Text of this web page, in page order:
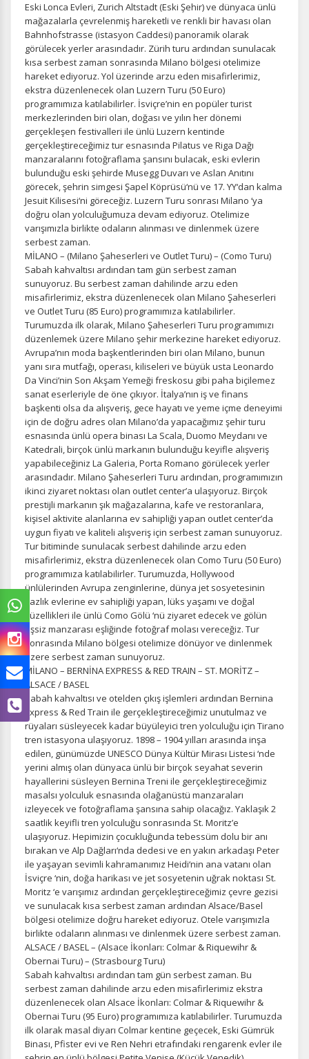
ÇEREZ KULLANIM AYARLARINIZ
Çerez tercihlerinizibelirleyin .
Daha fazla bilgi içinKVKK bilgilendirmemizi,çerez kullanım
gizlilik koşullarınıinceleyebilirsiniz.
Zorunlu Çerezler HER ZAMAN AKTIF
Eski Lonca Evleri, Zurich Altstadt (Eski Şehir) ve dünyaca ünlü
mağazalarla çevrelenmiş hareketli ve renkli bir havası olan
Bahnhofstrasse (istasyon Caddesi) panoramik olarak
görülecek yerler arasındadır. Zürih turu ardından sunulacak
kısa serbest zaman sonrasında Milano bölgesi otelimize
hareket ediyoruz. Yol üzerinde arzu eden misafirlerimiz,
ekstra düzenlenecek olan Luzern Turu (50 Euro)
programımıza katılabilirler. İsviçre’nin en popüler turist
merkezlerinden biri olan, doğası ve yılın her dönemi
gerçekleşen festivalleri ile ünlü Luzern kentinde
gerçekleştireceğimiz tur esnasında Pilatus ve Riga Dağı
manzaralarını fotoğraflama şansını bulacak, eski evlerin
bulunduğu eski şehirde Musegg Duvarı ve Aslan Anıtını
görecek, şehrin simgesi Şapel Köprüsü‘nü ve 17. YY‘dan kalma
Jesuit Kilisesi‘ni göreceğiz. Luzern Turu sonrası Milano ‘ya
doğru olan yolculuğumuza devam ediyoruz. Otelimize
varışımızla birlikte odaların alınması ve dinlenmek üzere
serbest zaman.
MİLANO – (Milano Şaheserleri ve Outlet Turu) – (Como Turu)
Sabah kahvaltısı ardından tam gün serbest zaman
sunuyoruz. Bu serbest zaman dahilinde arzu eden
misafirlerimiz, ekstra düzenlenecek olan Milano Şaheserleri
ve Outlet Turu (85 Euro) programımıza katılabilirler.
Turumuzda ilk olarak, Milano Şaheserleri Turu programımızı
düzenlemek üzere Milano şehir merkezine hareket ediyoruz.
Avrupa’nın moda başkentlerinden biri olan Milano, bunun
yanı sıra mutfağı, operası, kiliseleri ve büyük usta Leonardo
Da Vinci’nin Son Akşam Yemeği freskosu gibi paha biçilemez
sanat eserleriyle de öne çıkıyor. İtalya’nın iş ve finans
başkenti olsa da alışveriş, gece hayatı ve yeme içme deneyimi
için de doğru adres olan Milano’da yapacağımız şehir turu
esnasında ünlü opera binası La Scala, Duomo Meydanı ve
Katedrali, birçok ünlü markanın bulunduğu keyifle alışveriş
yapabileceğiniz La Galeria, Porta Romano görülecek yerler
arasındadır. Milano Şaheserleri Turu ardından, programımızın
ikinci ziyaret noktası olan outlet center’a ulaşıyoruz. Birçok
prestijli markanın şık mağazalarına, kafe ve restoranlara,
kişisel aktivite alanlarına ev sahipliği yapan outlet center’da
uygun fiyatı ve kaliteli alışveriş için serbest zaman sunuyoruz.
Tur bitiminde sunulacak serbest dahilinde arzu eden
misafirlerimiz, ekstra düzenlenecek olan Como Turu (50 Euro)
programımıza katılabilirler. Turumuzda, Hollywood
ünlülerinden Avrupa zenginlerine, dünya jet sosyetesinin
yazlık evlerine ev sahipliği yapan, lüks yaşamı ve doğal
güzellikleri ile ünlü Como Gölü ‘nü ziyaret edecek ve gölün
eşsiz manzarası eşliğinde fotoğraf molası vereceğiz. Tur
sonrasında Milano bölgesi otelimize dönüyor ve dinlenmek
üzere serbest zaman sunuyoruz.
MİLANO – BERNİNA EXPRESS & RED TRAIN – ST. MORİTZ –
ALSACE / BASEL
Sabah kahvaltısı ve otelden çıkış işlemleri ardından Bernina
Express & Red Train ile gerçekleştireceğimiz unutulmaz ve
rüyaları süsleyecek kadar büyüleyici tren yolculuğu için Tirano
tren istasyona ulaşıyoruz. 1898 – 1904 yılları arasında inşa
edilen, günümüzde UNESCO Dünya Kültür Mirası Listesi ‘nde
yerini almış olan dünyaca ünlü bir birçok seyahat severin
hayallerini süsleyen Bernina Treni ile gerçekleştireceğimiz
masalsı yolculuk esnasında olağanüstü manzaraları
izleyecek ve fotoğraflama şansına sahip olacağız. Yaklaşık 2
saatlik keyifli tren yolculuğu sonrasında St. Moritz’e
ulaşıyoruz. Hepimizin çocukluğunda tebessüm dolu bir anı
bırakan ve Alp Dağları‘nda dedesi ve en yakın arkadaşı Peter
ile yaşayan sevimli kahramanımız Heidi‘nin ana vatanı olan
İsviçre ‘nin, doğa harikası ve jet sosyetenin uğrak noktası St.
Moritz ‘e varışımız ardından gerçekleştireceğimiz çevre gezisi
ve sunulacak kısa serbest zaman ardından Alsace/Basel
bölgesi otelimize doğru hareket ediyoruz. Otele varışımızla
birlikte odaların alınması ve dinlenmek üzere serbest zaman.
ALSACE / BASEL – (Alsace İkonları: Colmar & Riquewihr &
Obernai Turu) – (Strasbourg Turu)
Sabah kahvaltısı ardından tam gün serbest zaman. Bu
serbest zaman dahilinde arzu eden misafirlerimiz ekstra
düzenlenecek olan Alsace İkonları: Colmar & Riquewihr &
Obernai Turu (95 Euro) programımıza katılabilirler. Turumuzda
ilk olarak masal diyarı Colmar kentine geçecek, Eski Gümrük
Binası, Pfister evi ve Ren Nehri etrafındaki rengarenk evler ile